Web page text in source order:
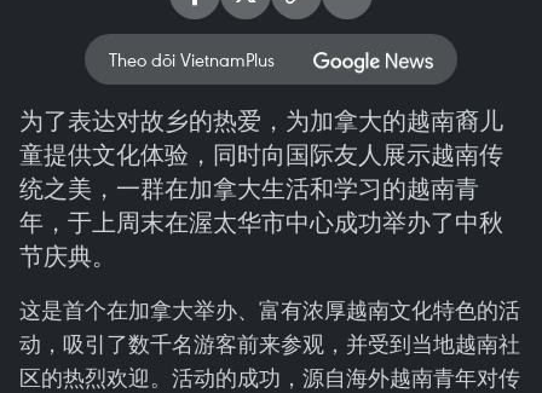
Theo dõi VietnamPlus
为了表达对故乡的热爱，为加拿大的越南裔儿
童提供文化体验，同时向国际友人展示越南传
统之美，一群在加拿大生活和学习的越南青
年，于上周末在渥太华市中心成功举办了中秋
节庆典。
这是首个在加拿大举办、富有浓厚越南文化特色的活
动，吸引了数千名游客前来参观，并受到当地越南社
区的热烈欢迎。活动的成功，源自海外越南青年对传